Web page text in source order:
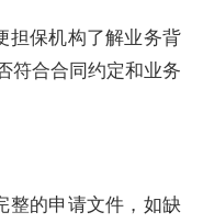
担保机构了解业务背
符合合同约定和业务
整的申请文件，如缺